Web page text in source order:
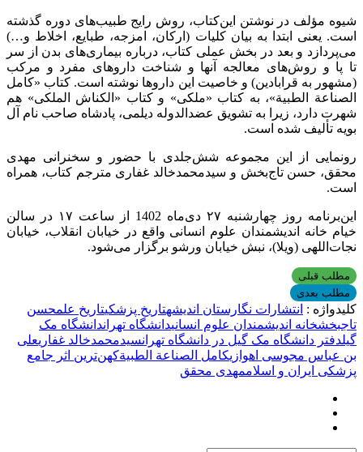
شیوه مؤلف در نوشتن این‌کتاب، روش رایج طبیب‌های دوره گذشته
است. یعنی ابتدا به بیان کلیات (ارکان، امزجه، طبایع، اخلاط و…)
می‌پردازد و بعد در بخش عملی کتاب، درباره بیماری‌های بدن از سر
تا پا و روش‌های معالجه آنها و شناخت داروهای مفرد و مرکب
(مشهور به قرابادین) و خاصیت این داروها نوشته است. کتاب «کامل
الصناعة الطبیة»، به کتاب «ملکی» و کتاب «الکناش الملکی» هم
شهرت دارد، زیرا به تشویق عضدالدوله دیلمی، پادشاه صاحب نام آل
بویه تألیف شده است.
رونمایی از این مجموعه شش‌جلدی با حضور و سخنرانی مهدی
محقق، حسن تاج‌بخش و سیدمحمدخالد غفاری مترجم کتاب، همراه
است.
این‌برنامه روز چهارشنبه ۲۷ دی‌ماه 1402 از ساعت ۱۷ در سالن
خیام خانه اندیشمندان علوم انسانی واقع در خیابان انقلاب، خیابان
نجات‌اللهی (ویلا)، نبش خیابان ورشو برگزار می‌شود.
مطلب قبلی
مطلب بعدی
کلیدواژه : انتشارات نگارستان اندیشهتاریخ پزشکیتاریخ علمحسن
تاجبخشخانه اندیشمندان علوم انسانیدانشگاه تهراندانشگاه مک
گیلدفتر دانشگاه مک گیل در دانشگاه تهرانسیدمحمدخالد غفاریعلی
‌بن‌ عباس مجوسی اهوازیکامل الصناعة الطبیةکهن‌ترین اثر جامع
پزشکی ایران و اسلاممهدی محقق